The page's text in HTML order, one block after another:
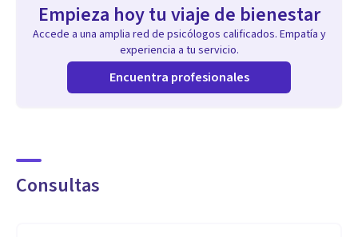
Empieza hoy tu viaje de bienestar
Accede a una amplia red de psicólogos calificados. Empatía y
experiencia a tu servicio.
Encuentra profesionales
Consultas